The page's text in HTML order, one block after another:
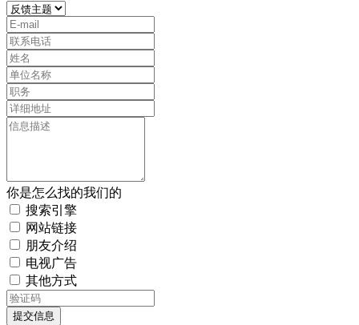
你是怎么找的我们的
搜索引擎
网站链接
朋友介绍
电视广告
其他方式
提交信息